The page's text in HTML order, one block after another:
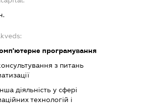
програмування
з питань
діяльність у сфері
технологій і